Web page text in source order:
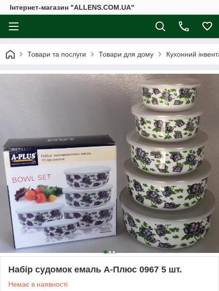
Інтернет-магазин "ALLENS.COM.UA"
Товари та послуги Товари для дому Кухонний
Набір судомок емаль А-Плюс 0967 5 шт.
Немає в наявності